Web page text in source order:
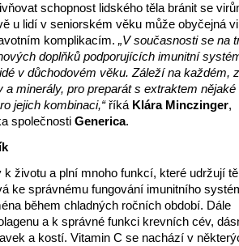
schopnost lidského těla bránit se
u lidí v seniorském věku může obyčejná
komplikacím. „V současnosti se na
doplňků podporujících imunitní
v důchodovém věku. Záleží na každém,
a minerály, pro preparát s extraktem nějaké
jejich kombinaci,“říká Klára Minczinger,
společnosti Generica.
k životu a plní mnoho funkcí, které udržují
ke správnému fungování imunitního
během chladných ročních období. Dále
a k správné funkci krevních cév,
a kostí. Vitamin C se nachází v